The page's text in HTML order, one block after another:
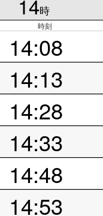
時
時刻
14:08
14:13
14:28
14:33
14:48
14:53